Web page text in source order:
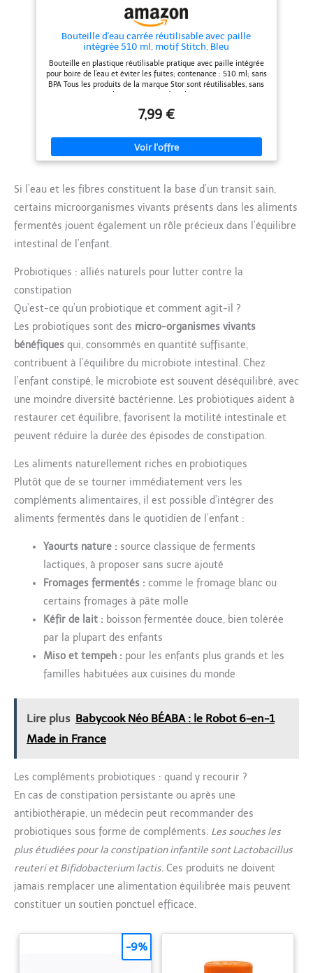
toute occasion spéciale. Design
transporter et ranger
Bouteille d'eau carrée réutilisable avec paille
intégrée 510 ml, motif Stitch, Bleu
Bouteille en plastique réutilisable pratique avec paille intégrée
pour boire de l'eau et éviter les fuites; contenance : 510 ml; sans
BPA Tous les produits de la marque Stor sont réutilisables, sans
BPA et ont passé les tests requis dans leur catégorie pour se
officielle
7,99 €
Si l’eau et les fibres constituent la base d’un transit sain,
certains microorganismes vivants présents dans les aliments
fermentés jouent également un rôle précieux dans l’équilibre
intestinal de l’enfant.
Probiotiques : alliés naturels pour lutter contre la
constipation
Qu’est-ce qu’un probiotique et comment agit-il ?
Les probiotiques sont des micro-organismes vivants
bénéfiques qui, consommés en quantité suffisante,
contribuent à l’équilibre du microbiote intestinal. Chez
l’enfant constipé, le microbiote est souvent déséquilibré, avec
une moindre diversité bactérienne. Les probiotiques aident à
restaurer cet équilibre, favorisent la motilité intestinale et
peuvent réduire la durée des épisodes de constipation.
Les aliments naturellement riches en probiotiques
Plutôt que de se tourner immédiatement vers les
compléments alimentaires, il est possible d’intégrer des
aliments fermentés dans le quotidien de l’enfant :
Yaourts nature : source classique de ferments
lactiques, à proposer sans sucre ajouté
Fromages fermentés : comme le fromage blanc ou
certains fromages à pâte molle
Kéfir de lait : boisson fermentée douce, bien tolérée
par la plupart des enfants
Miso et tempeh : pour les enfants plus grands et les
familles habituées aux cuisines du monde
Lire plus Babycook Néo BÉABA : le Robot 6-en-1
Made in France
Les compléments probiotiques : quand y recourir ?
En cas de constipation persistante ou après une
antibiothérapie, un médecin peut recommander des
probiotiques sous forme de compléments. Les souches les
plus étudiées pour la constipation infantile sont Lactobacillus
reuteri et Bifidobacterium lactis. Ces produits ne doivent
jamais remplacer une alimentation équilibrée mais peuvent
constituer un soutien ponctuel efficace.
-9%